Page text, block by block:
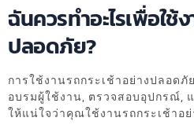
ฉันควรทำอะไรเพื่อใช้
ปลอดภัย?
การใช้งานรถกระเช้าอย่างปลอด
อบรมผู้ใช้งาน, ตรวจสอบอุปกรณ์,
ให้แน่ใจว่าคุณใช้งานรถกระเช้าอ